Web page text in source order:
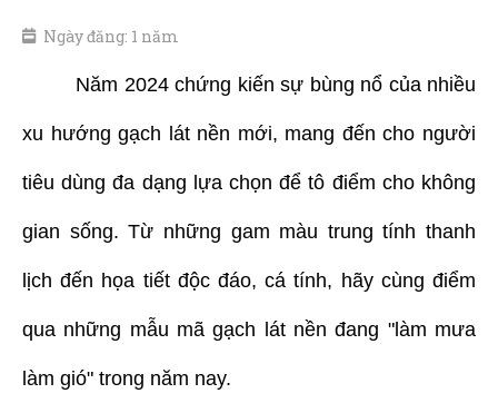
Ngày đăng: 1 năm
Năm 2024 chứng kiến sự bùng nổ của nhiều
xu hướng gạch lát nền mới, mang đến cho người
tiêu dùng đa dạng lựa chọn để tô điểm cho không
gian sống. Từ những gam màu trung tính thanh
lịch đến họa tiết độc đáo, cá tính, hãy cùng điểm
qua những mẫu mã gạch lát nền đang "làm mưa
làm gió" trong năm nay.